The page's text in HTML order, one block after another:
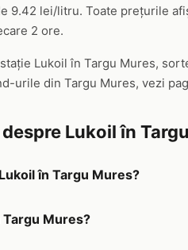
9.42 lei/litru. Toate prețurile
2 ore.
Lukoil în Targu Mures,
urile din Targu Mures, vezi
Lukoil în
în Targu Mures?
Mures?